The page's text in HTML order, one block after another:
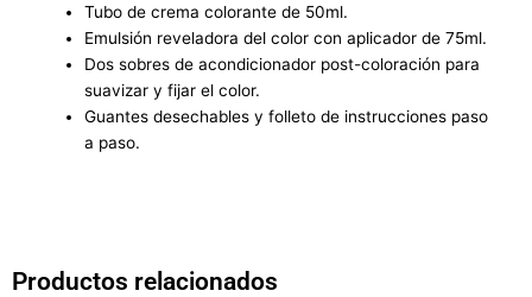
Tubo de crema colorante de 50ml.
Emulsión reveladora del color con aplicador de 75ml.
Dos sobres de acondicionador post-coloración para
suavizar y fijar el color.
Guantes desechables y folleto de instrucciones paso
a paso.
Productos relacionados